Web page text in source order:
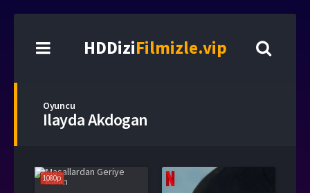
HDDiziFilmizle.vip
Oyuncu
Ilayda Akdogan
1080p